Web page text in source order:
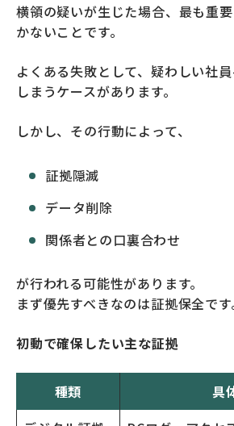
横領の疑いが生じた場合、最も重
かないことです。
よくある失敗として、疑わしい社
しまうケースがあります。
しかし、その行動によって、
証拠隠滅
データ削除
関係者との口裏合わせ
が行われる可能性があります。
まず優先すべきなのは証拠保全です
初動で確保したい主な証拠
種類
具